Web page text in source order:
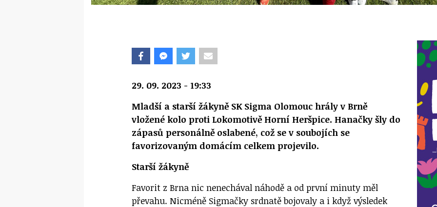
29. 09. 2023 - 19:33
Mladší a starší žákyně SK Sigma Olomouc hrály v Brně
vložené kolo proti Lokomotivě Horní Heršpice. Hanačky šly do
zápasů personálně oslabené, což se v soubojích se
favorizovaným domácím celkem projevilo.
Starší žákyně
Favorit z Brna nic nenechával náhodě a od první minuty měl
převahu. Nicméně Sigmačky srdnatě bojovaly a i když výsledek